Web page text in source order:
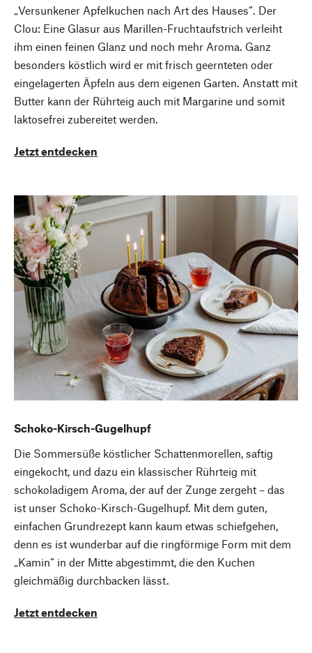
„Versunkener Apfelkuchen nach Art des Hauses“. Der
Clou: Eine Glasur aus Marillen-Fruchtaufstrich verleiht
ihm einen feinen Glanz und noch mehr Aroma. Ganz
besonders köstlich wird er mit frisch geernteten oder
eingelagerten Äpfeln aus dem eigenen Garten. Anstatt mit
Butter kann der Rührteig auch mit Margarine und somit
laktosefrei zubereitet werden.
Jetzt entdecken
Schoko-Kirsch-Gugelhupf
Die Sommersüße köstlicher Schattenmorellen, saftig
eingekocht, und dazu ein klassischer Rührteig mit
schokoladigem Aroma, der auf der Zunge zergeht – das
ist unser Schoko-Kirsch-Gugelhupf. Mit dem guten,
einfachen Grundrezept kann kaum etwas schiefgehen,
denn es ist wunderbar auf die ringförmige Form mit dem
„Kamin“ in der Mitte abgestimmt, die den Kuchen
gleichmäßig durchbacken lässt.
Jetzt entdecken